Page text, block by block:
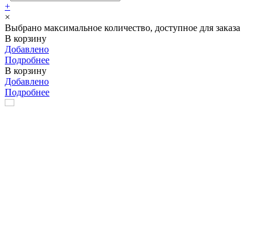
+
×
Выбрано максимальное количество, доступное для заказа
В корзину
Добавлено
Подробнее
В корзину
Добавлено
Подробнее